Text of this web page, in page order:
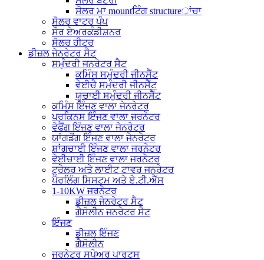
ਸੋਲਰ ਮਾ mountਟਿੰਗ structureਾਂਚਾ
ਸੋਲਰ ਵਾਟਰ ਪੰਪ
ਸੌਰ ਏਅਰਕੰਡੀਸ਼ਨਰ
ਸੋਲਰ ਹੀਟਰ
ਡੀਜ਼ਲ ਜੇਨਰੇਟਰ ਸੈਟ
ਸਮੁੰਦਰੀ ਜਨਰੇਟਰ ਸੈਟ
ਕਮਿੰਸ ਸਮੁੰਦਰੀ ਜੀਨਸੈੱਟ
ਵੇਈਚੈ ਸਮੁੰਦਰੀ ਜੀਨਸੈੱਟ
ਯੂਚਾਈ ਸਮੁੰਦਰੀ ਜੀਨਸੈੱਟ
ਕਮਿੰਸ ਇੰਜਣ ਵਾਲਾ ਜੇਨਰੇਟਰ
ਪਰਕਿਨਸ ਇੰਜਣ ਵਾਲਾ ਜਰਨੇਟਰ
ਵੇਫੈਂਗ ਇੰਜਣ ਵਾਲਾ ਜੇਨਰੇਟਰ
ਯਾਂਗਡੋਂਗ ਇੰਜਣ ਵਾਲਾ ਜੇਨਰੇਟਰ
ਸ਼ਾਂਗਚਾਈ ਇੰਜਣ ਵਾਲਾ ਜਰਨੇਟਰ
ਵੇਈਚਾਈ ਇੰਜਣ ਵਾਲਾ ਜਰਨੇਟਰ
ਟ੍ਰੇਲਰ ਅਤੇ ਲਾਈਟ ਟਾਵਰ ਜਨਰੇਟਰ
ਪੈਰਲਿੰਗ ਸਿਸਟਮ ਅਤੇ ਏ.ਟੀ.ਐੱਸ
1-10KW ਜਰਨੇਟਰ
ਡੀਜ਼ਲ ਜੇਨਰੇਟਰ ਸੈਟ
ਗੈਸੋਲੀਨ ਜਨਰੇਟਰ ਸੈਟ
ਇੰਜਣ
ਡੀਜ਼ਲ ਇੰਜਣ
ਗੈਸੋਲੀਨ
ਜਰਨੇਟਰ ਸਪੇਅਰ ਪਾਰਟਸ